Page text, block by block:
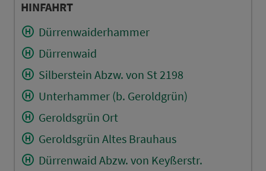
HINFAHRT
Dürrenwaiderhammer
Dürrenwaid
Silberstein Abzw. von St 2198
Unterhammer (b. Geroldgrün)
Geroldsgrün Ort
Geroldsgrün Altes Brauhaus
Dürrenwaid Abzw. von Keyßerstr.